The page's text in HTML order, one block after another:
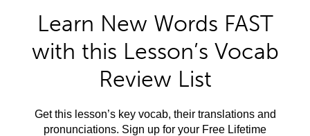
Learn New Words FAST
with this Lesson’s Vocab
Review List
Get this lesson’s key vocab, their translations and
pronunciations. Sign up for your Free Lifetime